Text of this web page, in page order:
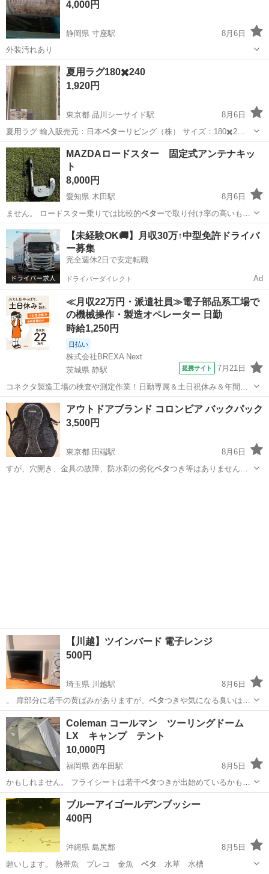
4,000円
静岡県 寸座駅
8月6日
外装汚れあり
静岡 浜松市 寸座駅 家庭用品
夏用ラグ180✖️240
1,920円
東京都 品川シーサイド駅
8月6日
夏用ラグ 輸入販売元：日本ベタ ーリビング（株） サイズ：180✖️2…
東京 品川区 品川シーサイド駅 カーペット/マット/ラグ
MAZDAロードスター 固定式アンテナキッ
ト
8,000円
愛知県 木田駅
8月6日
ません。 ロードスター乗りでは比較的ベタ ーで取り付け率の高いもの
になります。 …
愛知 津島市 木田駅 カーオーディオ リアスポイラー
【未経験OK🚚】月収30万↑中型免許ドライバ
ー募集
完全週休2日で安定転職
ドライバーダイレクト Ad
≪月収22万円・派遣社員≫電子部品系工場で
の機械操作・製造オペレーター 日勤
時給1,250円
日払い
株式会社BREXA Next
茨城県 静駅
提携サイト 7月21日
コネクタ製造工場の検査や測定作業！日勤専属＆土日祝休み＆年間休
日128日★クリーンルーム内作業★マイカー通勤OK＆無料駐車場あり
★就業先食堂利用可！日払い制度あり！《茨城県常陸大宮市》 人気の
工場のお仕事 ◇コネクタ製造工...
茨城 常陸大宮市 静駅 その他
アウトドアブランド コロンビア バックパック
3,500円
東京都 田端駅
8月6日
すが、穴開き、金具の故障、防水剤の劣化ベタつき等はありません。
【川越】ツインバード 電子レンジ
500円
埼玉県 川越駅
8月6日
。 扉部分に若干の黄ばみがありますが、 ベタつきや気になる臭いはほ
とんどありません…
埼玉 川越市
Coleman コールマン ツーリングドーム
LX キャンプ テント
10,000円
福岡県 西牟田駅
8月5日
かもしれません。 フライシートは若干ベタつきが出始めているかもし
れません。 設…
福岡 八女郡 西牟田駅 その他
ブルーアイゴールデンブッシー
400円
沖縄県 島尻郡
8月5日
願いします。 熱帯魚 プレコ 金魚 ベタ 水草 水槽